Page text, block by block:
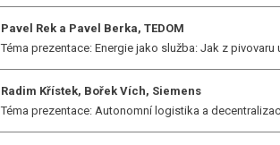
Pavel Rek a Pavel Berka, TEDOM
Téma prezentace: Energie jako služba: Jak z
Radim Křístek, Bořek Vích, Siemens
Téma prezentace: Autonomní logistika a